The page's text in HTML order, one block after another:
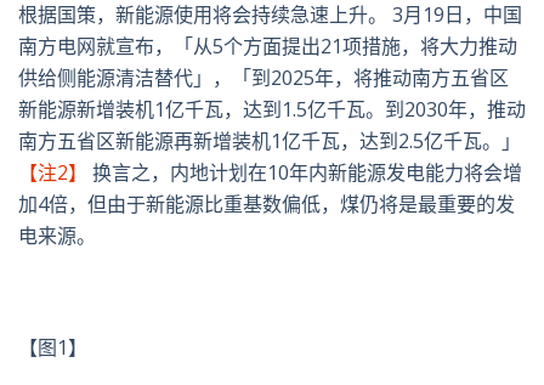
根据国策，新能源使用将会持续急速上升。 3月19日，中国
南方电网就宣布，「从5个方面提出21项措施，将大力推动
供给侧能源清洁替代」，「到2025年，将推动南方五省区
新能源新增装机1亿千瓦，达到1.5亿千瓦。到2030年，推动
南方五省区新能源再新增装机1亿千瓦，达到2.5亿千瓦。」
【注2】
换言之，内地计划在10年内新能源发电能力将会增
加4倍，但由于新能源比重基数偏低，煤仍将是最重要的发
电来源。
【图1】